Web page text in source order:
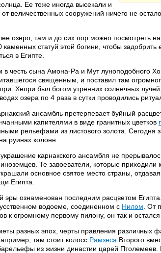
Ее тоже иногда высекали и
величественных сооружений ничего не
озеро, там и до сих пор можно посмотреть
статуй этой богини, чтобы
в Египте.
в честь сына Амона-Ра и Мут луноподобного
священным, и поставил там
Хепри был богом утренних солнечных
озера по 4 раза в сутки проводились
ансамбль претерпевает буйный
капителями в виде гранитных цветков
рельефами из листового золота. Сегодня
руинах колонн.
карнакского ансамбля не
Те завоеватели, которые приходили к
основное святое место страны,
Египта.
эры ознаменован последним расцветом
водоеме, соединенном с Нилом . От
к огромному первому пилону, он так и
разных эпох, черты правления различных
там стоит колосс Рамзеса Второго
из жизни династии царей Птолемеев.